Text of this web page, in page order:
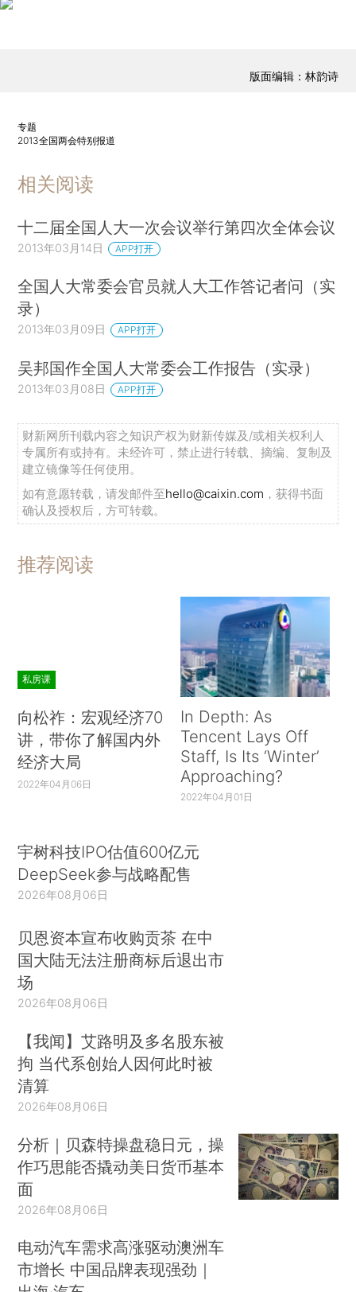
版面编辑：林韵诗
专题
2013全国两会特别报道
相关阅读
十二届全国人大一次会议举行第四次全体会议
2013年03月14日 APP打开
全国人大常委会官员就人大工作答记者问（实
录）
2013年03月09日 APP打开
吴邦国作全国人大常委会工作报告（实录）
2013年03月08日 APP打开
财新网所刊载内容之知识产权为财新传媒及/或相关权利人
专属所有或持有。未经许可，禁止进行转载、摘编、复制及
建立镜像等任何使用。
如有意愿转载，请发邮件至hello@caixin.com ，获得书面
确认及授权后，方可转载。
推荐阅读
私房课
向松祚：宏观经济70
讲，带你了解国内外
经济大局
2022年04月06日
In Depth: As
Tencent Lays Off
Staff, Is Its ‘Winter’
Approaching?
2022年04月01日
宇树科技IPO估值600亿元
DeepSeek参与战略配售
2026年08月06日
贝恩资本宣布收购贡茶 在中
国大陆无法注册商标后退出市
场
2026年08月06日
【我闻】艾路明及多名股东被
拘 当代系创始人因何此时被
清算
2026年08月06日
分析｜贝森特操盘稳日元，操
作巧思能否撬动美日货币基本
面
2026年08月06日
电动汽车需求高涨驱动澳洲车
市增长 中国品牌表现强劲｜